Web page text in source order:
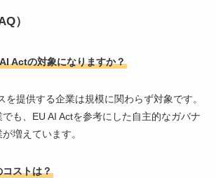
）
Actの対象になりますか？
を提供する企業は規模に関わらず対象です。
も、EU AI Actを参考にした自主的なガバナ
増えています。
ストは？